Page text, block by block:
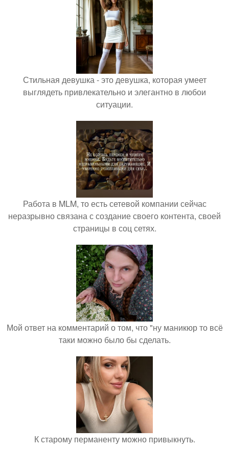
Стильная девушка - это девушка, которая умеет
выглядеть привлекательно и элегантно в любои
ситуации.
Работа в MLM, то есть сетевой компании сейчас
неразрывно связана с создание своего контента, своей
страницы в соц сетях.
Мой ответ на комментарий о том, что "ну маникюр то всё
таки можно было бы сделать.
К старому перманенту можно привыкнуть.